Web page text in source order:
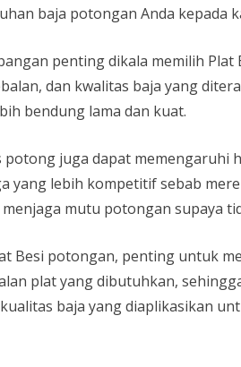
baja potongan Anda
penting dikala memilih
dan kwalitas baja yang
bendung lama dan kuat.
potong juga dapat memengaruhi
yang lebih kompetitif sebab
mutu potongan supaya
Besi potongan, penting untuk
plat yang dibutuhkan,
baja yang diaplikasikan